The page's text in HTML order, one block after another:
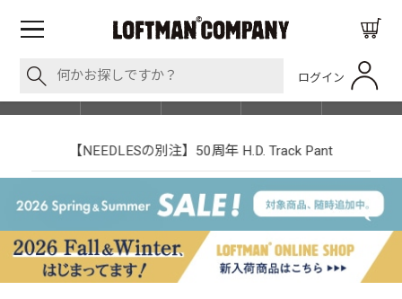
ログイン
SHOP LIST
【NEEDLESの別注】50周年 H.D. Track Pant